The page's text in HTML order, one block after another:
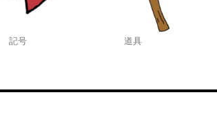
記号 道具